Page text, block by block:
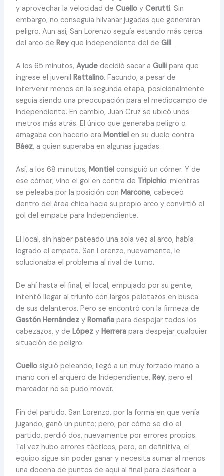
y aprovechar la velocidad de Cuelloy Cerutti. Sin
embargo, no conseguía hilvanar jugadas que generaran
peligro. Aun así, San Lorenzo seguía estando más cerca
del arco de Reyque Independiente del de Gill.
A los 65 minutos, Ayudedecidió sacar a Gullipara que
ingrese el juvenil Rattalino. Facundo, a pesar de
intervenir menos en la segunda etapa, posicionalmente
seguía siendo una preocupación para el mediocampo de
Independiente. En cambio, Juan Cruz se ubicó unos
metros más atrás. El único que generaba peligro o
amagaba con hacerlo era Montielen su duelo contra
Báez, a quien superaba en algunas jugadas.
Así, a los 68 minutos, Montielconsiguió un córner. Y de
ese córner, vino el gol en contra de Tripichio: mientras
se peleaba por la posición con Marcone, cabeceó
dentro del área chica hacia su propio arco y convirtió el
gol del empate para Independiente.
El local, sin haber pateado una sola vez al arco, había
logrado el empate. San Lorenzo, nuevamente, le
solucionaba el problema al rival de turno.
De ahí hasta el final, el local, empujado por su gente,
intentó llegar al triunfo con largos pelotazos en busca
de sus delanteros. Pero se encontró con la firmeza de
Gastón Hernándezy Romañapara despejar todos los
cabezazos, y de Lópezy Herrerapara despejar cualquier
situación de peligro.
Cuellosiguió peleando, llegó a un muy forzado mano a
mano con el arquero de Independiente, Rey, pero el
marcador no se pudo mover.
Fin del partido. San Lorenzo, por la forma en que venía
jugando, ganó un punto; pero, por cómo se dio el
partido, perdió dos, nuevamente por errores propios.
Tal vez hubo errores tácticos, pero, en definitiva, el
equipo sigue sin poder ganar y necesita sumar al menos
una docena de puntos de aquí al final para clasificar a